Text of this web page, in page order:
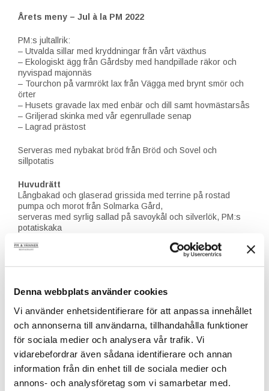
Denna webbplats använder cookies
Vi använder enhetsidentifierare för att anpassa innehållet
och annonserna till användarna, tillhandahålla funktioner
för sociala medier och analysera vår trafik. Vi
vidarebefordrar även sådana identifierare och annan
information från din enhet till de sociala medier och
annons- och analysföretag som vi samarbetar med.
Årets meny – Jul à la PM 2022
PM:s jultallrik:
– Utvalda sillar med kryddningar från vårt växthus
– Ekologiskt ägg från Gårdsby med handpillade räkor och
nyvispad majonnäs
– Tourchon på varmrökt lax från Vägga med brynt smör och
örter
– Husets gravade lax med enbär och dill samt hovmästarsås
– Griljerad skinka med vår egenrullade senap
– Lagrad prästost
Serveras med nybakat bröd från Bröd och Sovel och
sillpotatis
Huvudrätt
Långbakad och glaserad grissida med terrine på rostad
pumpa och morot från Solmarka Gård,
serveras med syrlig sallad på savoykål och silverlök, PM:s
potatiskaka
krasse från vår trädgård
Krämig risotto med rostad pumpa och morot, serveras med
syrlig sallad på savoykål och silverlök, lättrökt shiitake från
Smålandsvamp, vintersallad, vinaigrette på svart tryffel,
krasse och rostade pumpafrön samt riven getost
Valfritt tillägg innan dessert:
Ostservering: Stilton med inkokt frukt och rostade valnötter –
99 kr ex moms per person